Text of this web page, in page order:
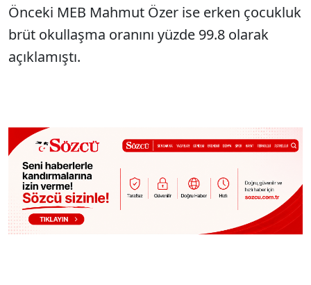
Önceki MEB Mahmut Özer ise erken çocukluk
brüt okullaşma oranını yüzde 99.8 olarak
açıklamıştı.